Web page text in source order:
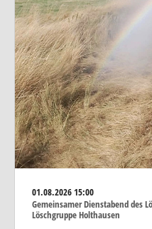
01.08.202615:00
Gemeinsamer Dienstabend des
Löschgruppe Holthausen